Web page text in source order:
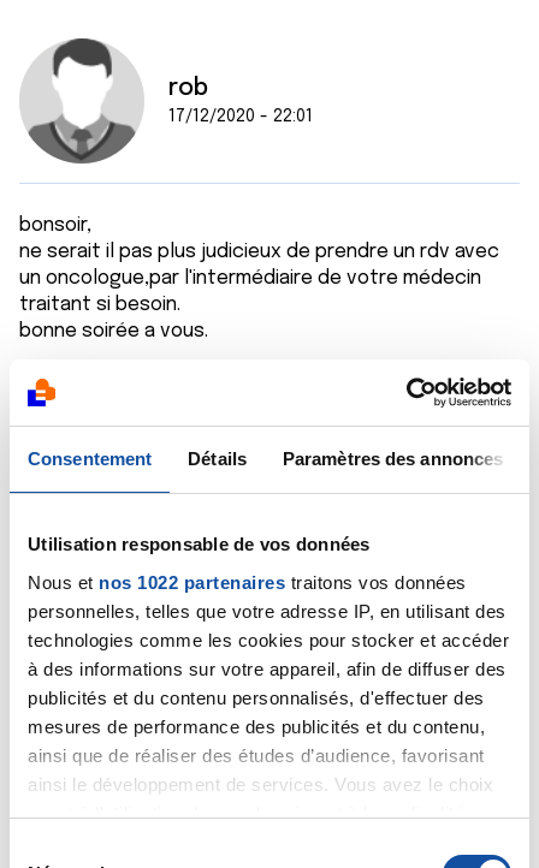
Consentement Détails Paramètres des annonces
Utilisation responsable de vos données
Nous et nos 1022 partenaires traitons vos données
personnelles, telles que votre adresse IP, en utilisant des
technologies comme les cookies pour stocker et accéder
à des informations sur votre appareil, afin de diffuser des
publicités et du contenu personnalisés, d'effectuer des
mesures de performance des publicités et du contenu,
ainsi que de réaliser des études d’audience, favorisant
ainsi le développement de services. Vous avez le choix
quant à l'utilisation de vos données et à leurs finalités.
rob
17/12/2020 - 22:01
bonsoir,
ne serait il pas plus judicieux de prendre un rdv avec
un oncologue,par l'intermédiaire de votre médecin
traitant si besoin.
bonne soirée a vous.
Citer
Dr A.Marceau
18/12/2020 - 08:06
Bonjour,
Rob a bien sûr raison, un médecin ne peut répondre
précisément qu'en connaissant le dossier du patient.
La seule chose que je puisse vous dire, c'est que le
traitement de ce type de tumeur repose avant tout
sur la chirurgie, complétée par la radiothérapie. Si la